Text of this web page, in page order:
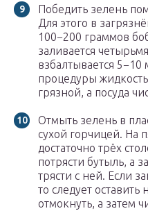
Победить зелень
Для этого в
100−200 граммов
заливается
взбалтывается
процедуры
грязной, а посуда
Отмыть зелень в
сухой горчицей. На
достаточно трёх
потрясти бутыль, а
трясти с ней. Если
то следует
отмокнуть, а затем